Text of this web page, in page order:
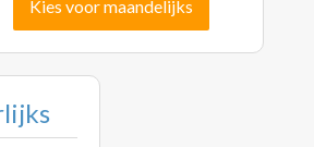
Kies voor maandelijks